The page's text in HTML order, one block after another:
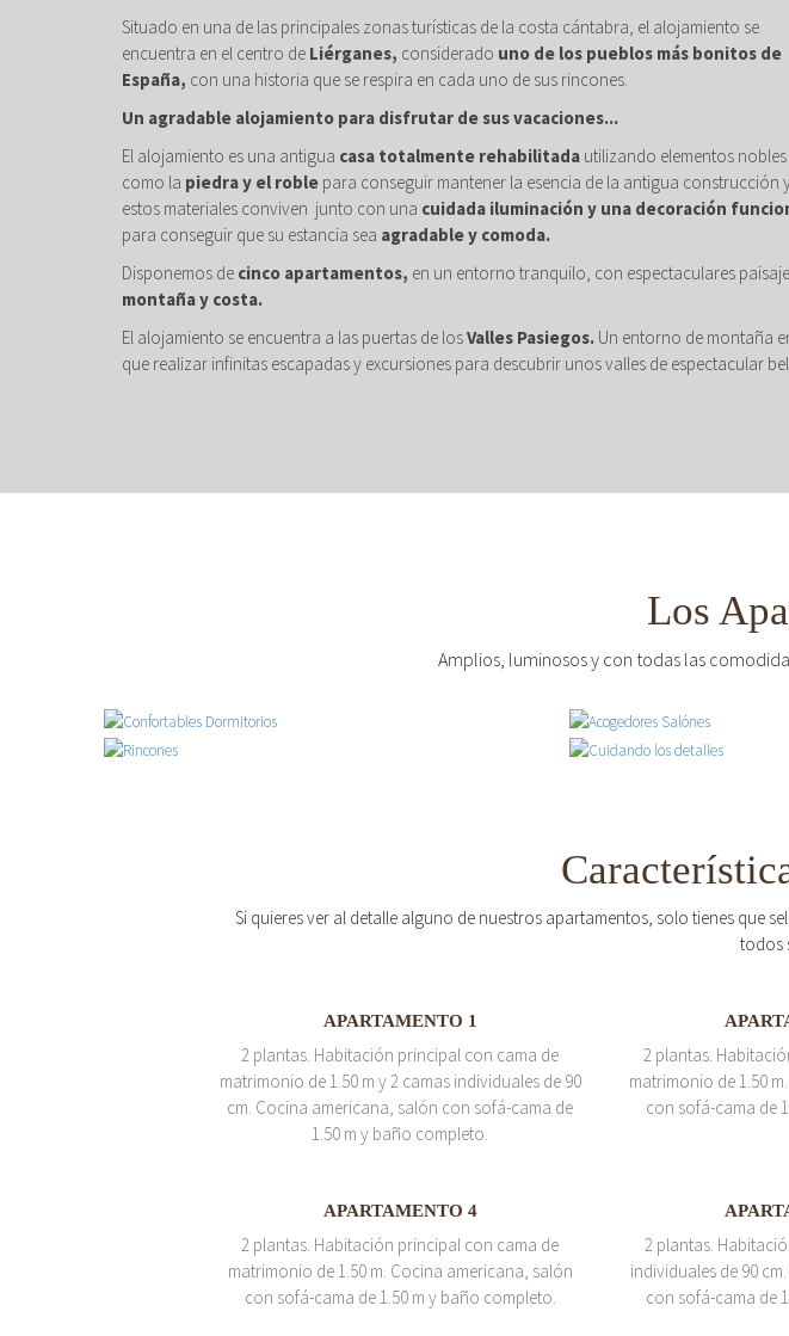
Situado en una de las principales zonas turísticas de la costa cántabra, el alojamiento se
encuentra en el centro de Liérganes, considerado uno de los pueblos más bonitos de
España, con una historia que se respira en cada uno de sus rincones.
Un agradable alojamiento para disfrutar de sus vacaciones...
El alojamiento es una antigua casa totalmente rehabilitada utilizando elementos nobles
como la piedra y el roble para conseguir mantener la esencia de la antigua construcción
estos materiales conviven junto con una cuidada iluminación y una decoración
para conseguir que su estancia sea agradable y comoda.
Disponemos de cinco apartamentos, en un entorno tranquilo, con espectaculares
montaña y costa.
El alojamiento se encuentra a las puertas de losValles Pasiegos. Un entorno de montaña
que realizar infinitas escapadas y excursiones para descubrir unos valles de espectacular
Los
Amplios, luminosos y con todas las
Si quieres ver al detalle alguno de nuestros apartamentos, solo tienes que
todos
APARTAMENTO 1
2 plantas. Habitación principal con cama de
matrimonio de 1.50 m y 2 camas individuales de 90
cm. Cocina americana, salón con sofá-cama de
1.50 m y baño completo.
2 plantas.
matrimonio de 1.50
con sofá-cama de
APARTAMENTO 4
2 plantas. Habitación principal con cama de
matrimonio de 1.50 m. Cocina americana, salón
con sofá-cama de 1.50 m y baño completo.
2 plantas.
individuales de 90
con sofá-cama de